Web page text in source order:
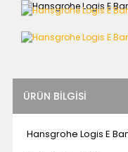
ÜRÜN BILGISI
Hansgrohe Logis E